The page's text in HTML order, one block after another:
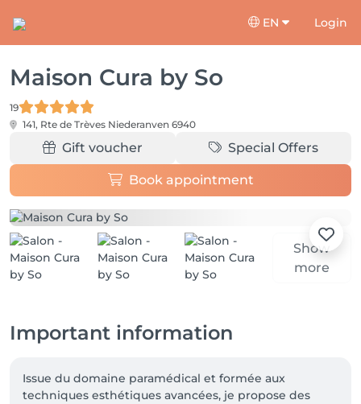
EN Login
Maison Cura by So
19
141, Rte de Trèves Niederanven 6940
Gift voucher Special Offers
Book appointment
Show
more
Important information
Issue du domaine paramédical et formée aux
techniques esthétiques avancées, je propose des